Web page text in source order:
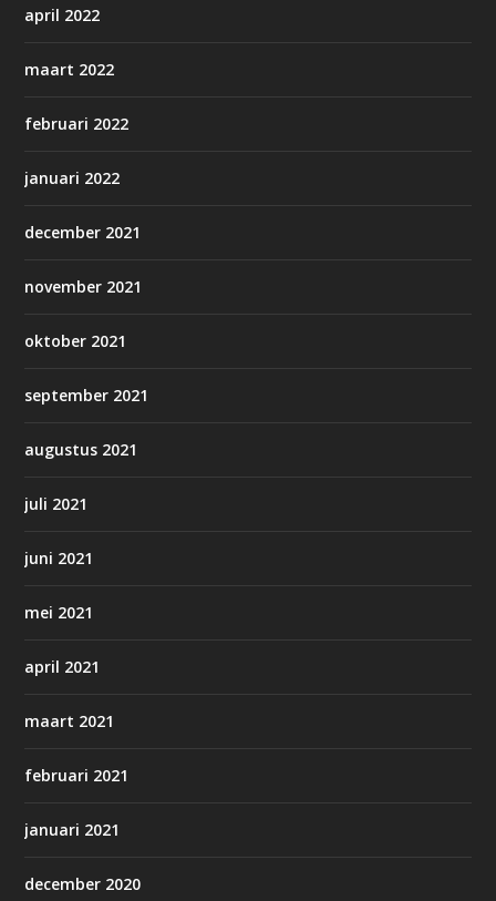
april 2022
maart 2022
februari 2022
januari 2022
december 2021
november 2021
oktober 2021
september 2021
augustus 2021
juli 2021
juni 2021
mei 2021
april 2021
maart 2021
februari 2021
januari 2021
december 2020